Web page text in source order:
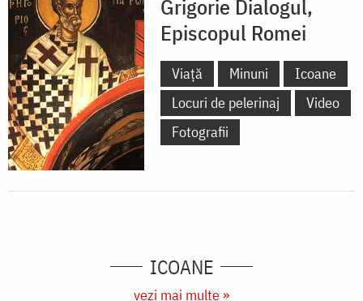
Grigorie Dialogul,
Episcopul Romei
Viață Minuni
Icoane
Locuri de pelerinaj
Video
Fotografii
ICOANE
vezi mai multe »